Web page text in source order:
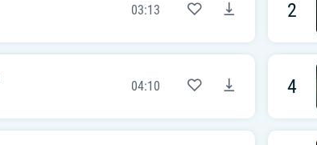
03:13 2
04:10 4